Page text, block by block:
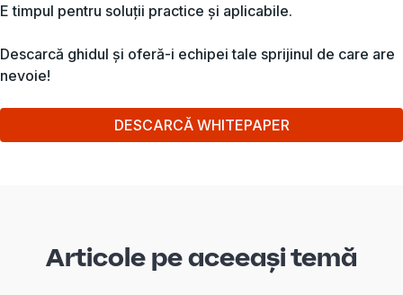
E timpul pentru soluții practice și aplicabile.
Descarcă ghidul și oferă-i echipei tale sprijinul de care are
nevoie!
DESCARCĂ WHITEPAPER
Articole pe aceeași temă